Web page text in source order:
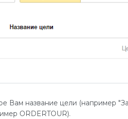
Вам название цели (например
ORDERTOUR).